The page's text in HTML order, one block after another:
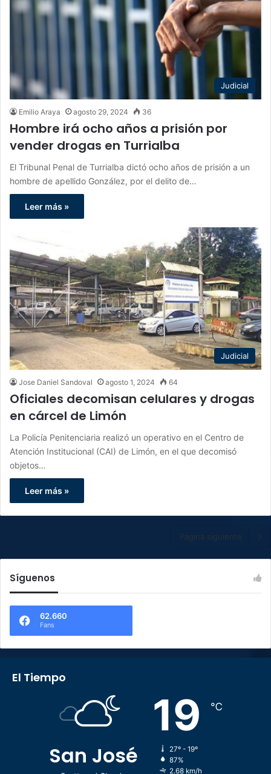
Judicial
Emilio Araya agosto 29, 2024 36
Hombre irá ocho años a prisión por
vender drogas en Turrialba
El Tribunal Penal de Turrialba dictó ocho años de prisión a un
hombre de apellido González, por el delito de…
Leer más »
Judicial
Jose Daniel Sandoval agosto 1, 2024 64
Oficiales decomisan celulares y drogas
en cárcel de Limón
La Policía Penitenciaria realizó un operativo en el Centro de
Atención Institucional (CAI) de Limón, en el que decomisó
objetos…
Leer más »
Página siguiente
Síguenos
62.660
Fans
El Tiempo
San José
19 ℃
27º - 19º
87%
2.68 km/h